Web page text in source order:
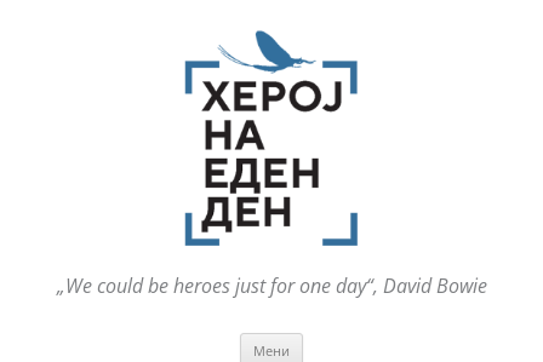
„We could be heroes just for one day“, David Bowie
Мени